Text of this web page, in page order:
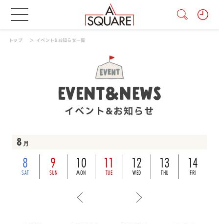
トップ イベント&お知らせ一覧
EVENT&NEWS
イベント&お知らせ
8 月
8
SAT
9
SUN
10
MON
11
TUE
12
WED
13
THU
14
FRI